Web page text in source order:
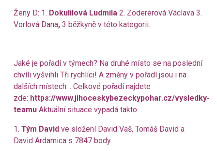
Ženy D: 1. Dokulilová Ludmila 2. Zodererová Václava 3.
Vorlová Dana, 3 běžkyně v této kategorii.
Jaké je pořadí v týmech? Na druhé místo se na poslední
chvíli vyšvihli Tři rychlíci! A změny v pořadí jsou i na
dalších místech. . Celkové pořadí najdete
zde: https://www.jihoceskybezeckypohar.cz/vysledky-
teamu Aktuální situace vypadá takto:
1. Tým David ve složení David Vaš, Tomáš David a
David Ardamica s 7847 body.